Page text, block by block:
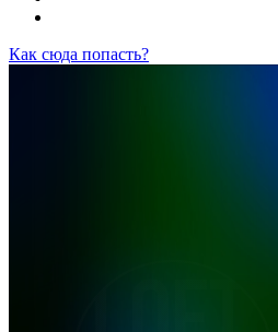
Как сюда попасть?